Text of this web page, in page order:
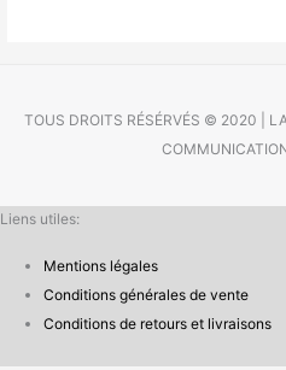
TOUS DROITS RÉSÉRVÉS © 2020 |
Liens utiles:
Mentions légales
Conditions générales de vente
Conditions de retours et livraisons